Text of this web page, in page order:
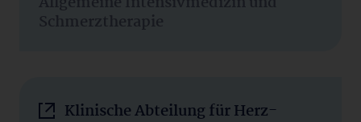
Schmerztherapie
Klinische Abteilung für Herz-